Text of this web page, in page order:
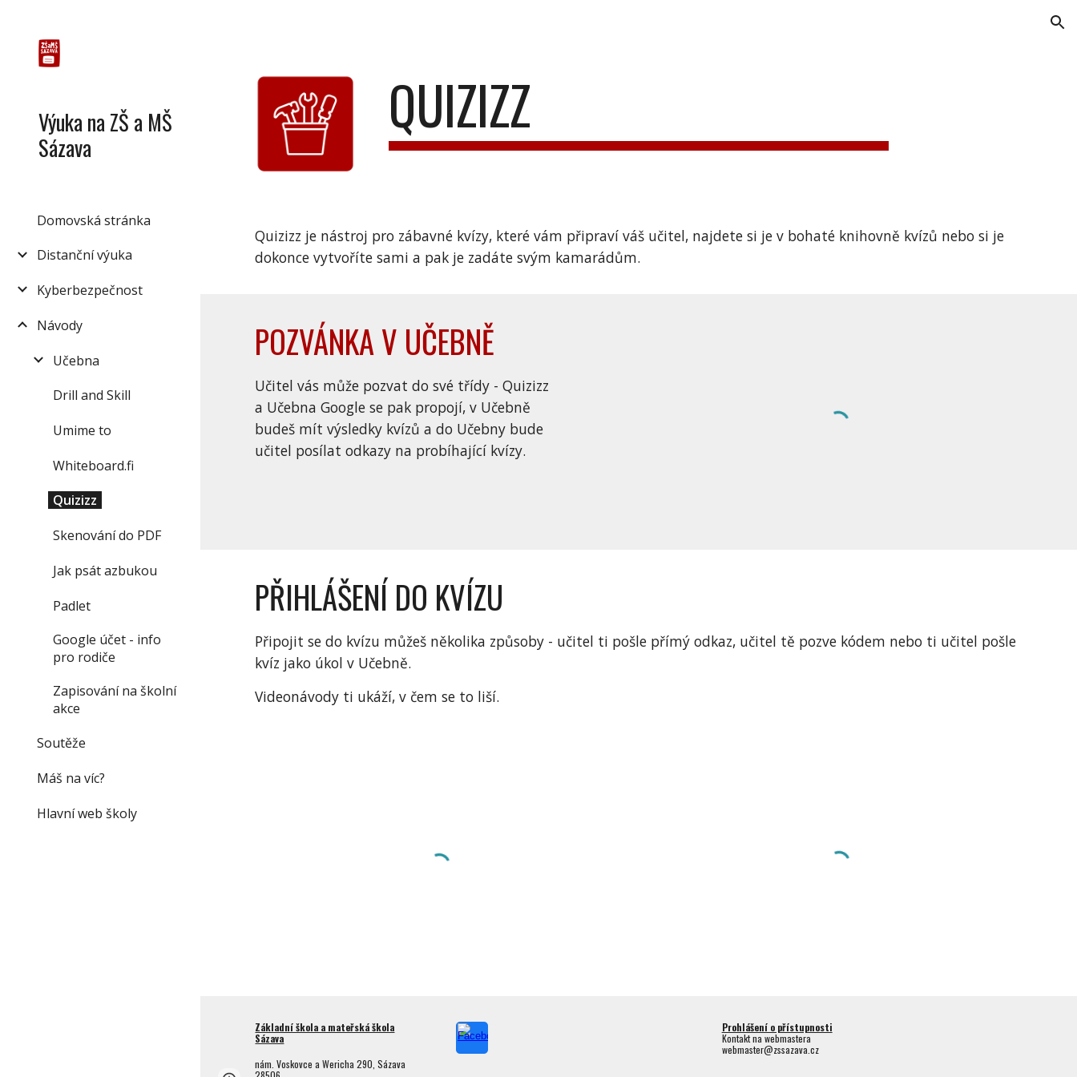
Výuka na ZŠ a MŠ
Sázava
Domovská stránka
Distanční výuka
Kyberbezpečnost
Návody
Učebna
Drill and Skill
Umime to
Whiteboard.fi
Quizizz
Skenování do PDF
Jak psát azbukou
Padlet
Google účet - info
pro rodiče
Zapisování na školní
akce
Soutěže
Máš na víc?
Hlavní web školy
QUIZIZZ
Quizizz je nástroj pro zábavné kvízy, které vám připraví váš učitel, najdete si je v bohaté knihovně kvízů nebo si je
dokonce vytvoříte sami a pak je zadáte svým kamarádům.
POZVÁNKA V UČEBNĚ
Učitel vás může pozvat do své třídy - Quizizz
a Učebna Google se pak propojí, v Učebně
budeš mít výsledky kvízů a do Učebny bude
učitel posílat odkazy na probíhající kvízy.
PŘIHLÁŠENÍ DO KVÍZU
Připojit se do kvízu můžeš několika způsoby - učitel ti pošle přímý odkaz, učitel tě pozve kódem nebo ti učitel pošle
kvíz jako úkol v Učebně.
Videonávody ti ukáží, v čem se to liší.
Základní škola a mateřská škola
Sázava
nám. Voskovce a Wericha 290, Sázava
Prohlášení o přístupnosti
Kontakt na webmastera
webmaster@zssazava.cz